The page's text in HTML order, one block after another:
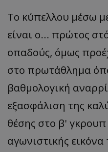
Το κύπελλου μέσω
είναι ο... πρώτος
οπαδούς, όμως
στο πρωτάθλημα
βαθμολογική
εξασφάλιση της
θέσης στο β'
αγωνιστικής